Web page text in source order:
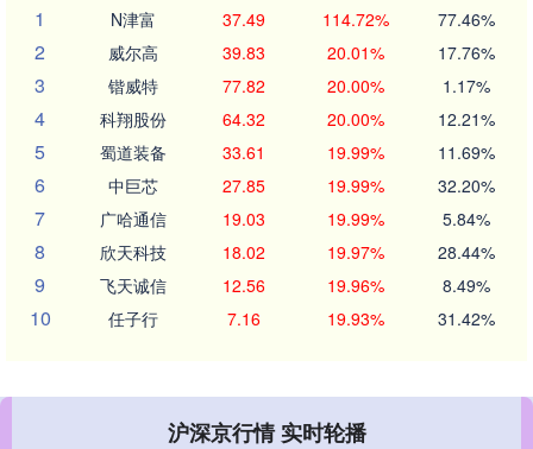
1
N津富 37.49 114.72% 77.46%
2 威尔高 39.83 20.01% 17.76%
3 锴威特 77.82 20.00% 1.17%
4 科翔股份 64.32 20.00% 12.21%
5 蜀道装备 33.61 19.99% 11.69%
6 中巨芯 27.85 19.99% 32.20%
7 广哈通信 19.03 19.99% 5.84%
8 欣天科技 18.02 19.97% 28.44%
9 飞天诚信 12.56 19.96% 8.49%
10 任子行 7.16 19.93% 31.42%
沪深京行情 实时轮播